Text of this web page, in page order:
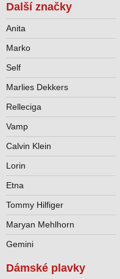
Další značky
Anita
Marko
Self
Marlies Dekkers
Relleciga
Vamp
Calvin Klein
Lorin
Etna
Tommy Hilfiger
Maryan Mehlhorn
Gemini
Dámské plavky